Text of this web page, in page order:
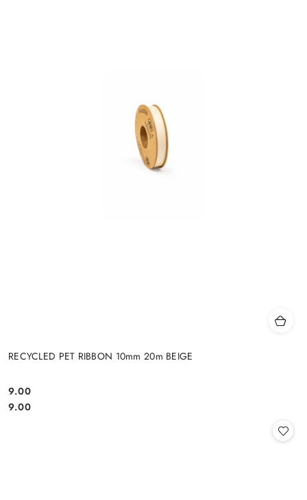
RECYCLED PET RIBBON 10mm 20m BEIGE
Cena:
9.00
Cena:
9.00